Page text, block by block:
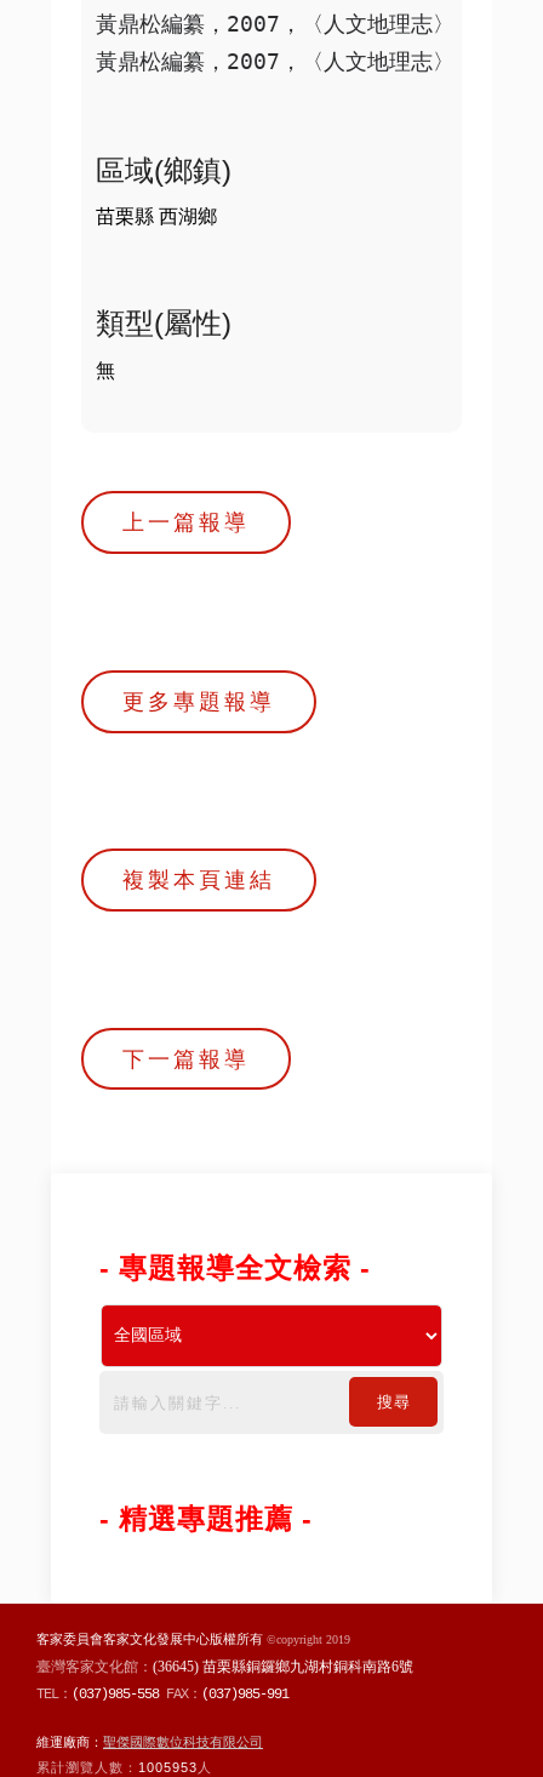
黃鼎松編纂，2007，〈人文地理志〉，《重
區域(鄉鎮)
苗栗縣 西湖鄉
類型(屬性)
無
上一篇報導
更多專題報導
複製本頁連結
下一篇報導
- 專題報導全文檢索 -
搜尋
- 精選專題推薦 -
客家委員會客家文化發展中心版權所有 ©copyright 2019
臺灣客家文化館： (36645) 苗栗縣銅鑼鄉九湖村銅科南路6號
TEL： (037)985-558FAX： (037)985-991
維運廠商： 聖傑國際數位科技有限公司
累計瀏覽人數： 1005953 人